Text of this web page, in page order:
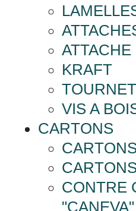
ATTACHE
KRAFT
VIS A
CARTONS
CONTRE
"CANEVA"